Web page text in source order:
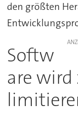
den größten
Softw
are wird